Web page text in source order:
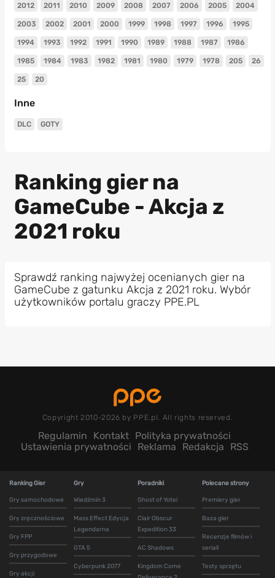
2012 2011 2010 2009 2008 2007 2006 2005 2004
2003 2002 2001 2000 1999 1998 1997 1996 1995
1994 1993 1992 1991 1990 1989 1988 1987 1986
1985 1984 1983 1982 1981 1980 1979 1978 205 26
25 20
Inne
DLC GOTY
Ranking gier na
GameCube - Akcja z
2021 roku
Sprawdź ranking najwyżej ocenianych gier na
GameCube z gatunku Akcja z 2021 roku. Wybór
użytkowników portalu graczy PPE.PL
Copyright 2010-2026 by PPE.pl. All rights reserved.
Regulamin Kontakt Polityka prywatności
Ustawienia prywatności
Reklama Redakcja RSS
Ranking Gier
Gry samochodowe
Gry zręcznościowe
Gry FPP
Gry przygodowe
Gry akcji
Gry
Wiedźmin 3
Mass Effect Edycja
Legendarna
GTA 5
Cyberpunk 2077
Poradniki
Ghost of Yotei
Clair Obscur
Expedition 33
AC Shadows
Kingdom Come
Polecane strony
Premiery gier
Baza gier
Recenzje filmów i
seriali
Testy sprzętu